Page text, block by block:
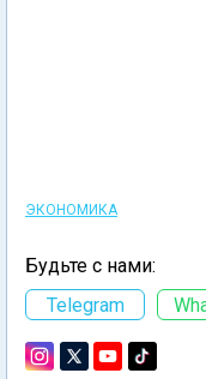
ЭКОНОМИКА
Будьте с нами:
Telegram